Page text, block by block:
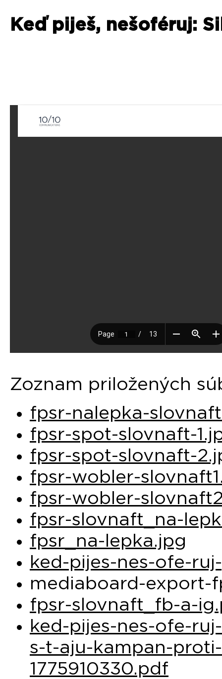
Keď piješ, nešoféruj:
Zoznam priložených
fpsr-nalepka-
fpsr-spot-slovnaft-
fpsr-spot-slovnaft-
fpsr-wobler-
fpsr-wobler-
fpsr-slovnaft_na-
fpsr_na-lepka.jpg
ked-pijes-nes-ofe-
mediaboard-export-
fpsr-slovnaft_fb-a-
ked-pijes-nes-ofe-
s-t-aju-kampan-
1775910330.pdf